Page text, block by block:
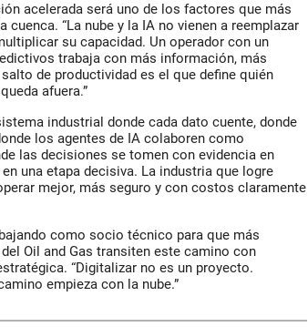
acelerada será uno de los factores que más
“La nube y la IA no vienen a reemplazar
su capacidad. Un operador con un
trabaja con más información, más
de productividad es el que define quién
afuera.”
industrial donde cada dato cuente, donde
los agentes de IA colaboren como
las decisiones se tomen con evidencia en
una etapa decisiva. La industria que logre
mejor, más seguro y con costos claramente
como socio técnico para que más
Oil and Gas transiten este camino con
“Digitalizar no es un proyecto.
empieza con la nube.”